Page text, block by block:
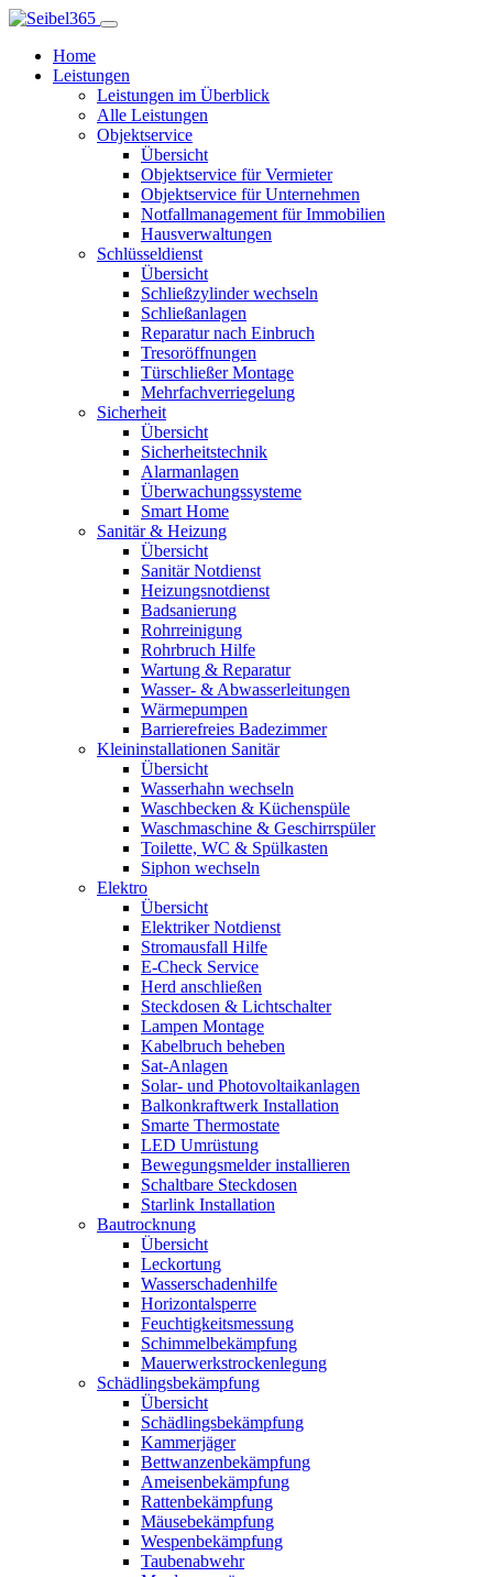
Home
Leistungen
Leistungen im Überblick
Alle Leistungen
Objektservice
Übersicht
Objektservice für Vermieter
Objektservice für Unternehmen
Notfallmanagement für Immobilien
Hausverwaltungen
Schlüsseldienst
Übersicht
Schließzylinder wechseln
Schließanlagen
Reparatur nach Einbruch
Tresoröffnungen
Türschließer Montage
Mehrfachverriegelung
Sicherheit
Übersicht
Sicherheitstechnik
Alarmanlagen
Überwachungssysteme
Smart Home
Sanitär & Heizung
Übersicht
Sanitär Notdienst
Heizungsnotdienst
Badsanierung
Rohrreinigung
Rohrbruch Hilfe
Wartung & Reparatur
Wasser- & Abwasserleitungen
Wärmepumpen
Barrierefreies Badezimmer
Kleininstallationen Sanitär
Übersicht
Wasserhahn wechseln
Waschbecken & Küchenspüle
Waschmaschine & Geschirrspüler
Toilette, WC & Spülkasten
Siphon wechseln
Elektro
Übersicht
Elektriker Notdienst
Stromausfall Hilfe
E-Check Service
Herd anschließen
Steckdosen & Lichtschalter
Lampen Montage
Kabelbruch beheben
Sat-Anlagen
Solar- und Photovoltaikanlagen
Balkonkraftwerk Installation
Smarte Thermostate
LED Umrüstung
Bewegungsmelder installieren
Schaltbare Steckdosen
Starlink Installation
Bautrocknung
Übersicht
Leckortung
Wasserschadenhilfe
Horizontalsperre
Feuchtigkeitsmessung
Schimmelbekämpfung
Mauerwerkstrockenlegung
Schädlingsbekämpfung
Übersicht
Schädlingsbekämpfung
Kammerjäger
Bettwanzenbekämpfung
Ameisenbekämpfung
Rattenbekämpfung
Mäusebekämpfung
Wespenbekämpfung
Taubenabwehr